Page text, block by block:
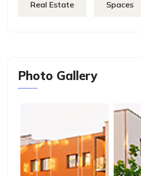
Real Estate Spaces
Photo Gallery